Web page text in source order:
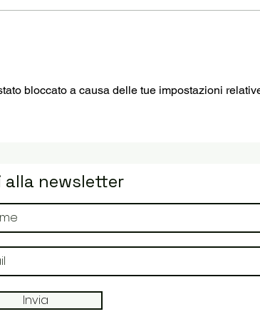
bloccato a causa delle tue impostazioni
alla newsletter
Invia